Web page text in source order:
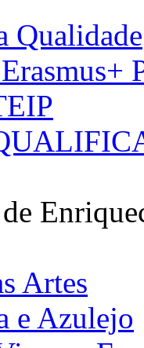
Qualidade
Artes
e Azulejo